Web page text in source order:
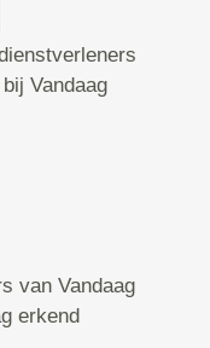
Vandaag
van Vandaag
erkend